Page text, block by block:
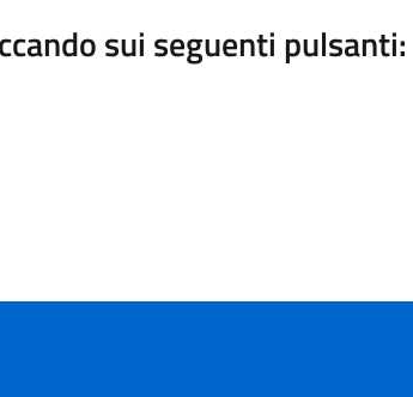
sui seguenti pulsanti: